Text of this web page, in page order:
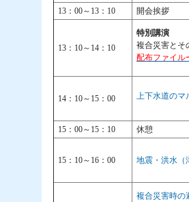
13：00～13：10
開会挨拶
13：10～14：10
特別講演
複合災害と
配布ファイル
14：10～15：00 上下水道のマ
15：00～15：10 休憩
15：10～16：00 地震・洪水（
複合災害時の